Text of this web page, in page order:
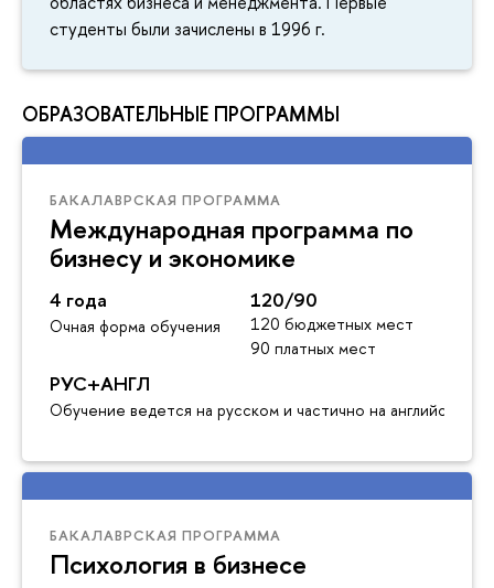
студенты были зачислены в 1996 г.
ОБРАЗОВАТЕЛЬНЫЕ ПРОГРАММЫ
БАКАЛАВРСКАЯ ПРОГРАММА
Международная программа по
бизнесу и экономике
4 года
Очная форма обучения
120/90
120 бюджетных мест
90 платных мест
РУС+АНГЛ
Обучение ведется на русском и частично на английском
БАКАЛАВРСКАЯ ПРОГРАММА
Психология в бизнесе